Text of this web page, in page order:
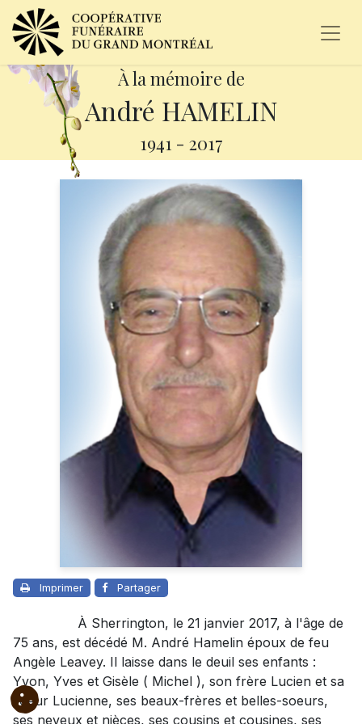
À la mémoire de
André HAMELIN
1941 - 2017
Imprimer Partager
À Sherrington, le 21 janvier 2017, à l'âge de
75 ans, est décédé M. André Hamelin époux de feu
Angèle Leavey. Il laisse dans le deuil ses enfants :
Yvon, Yves et Gisèle ( Michel ), son frère Lucien et sa
soeur Lucienne, ses beaux-frères et belles-soeurs,
ses neveux et nièces, ses cousins et cousines, ses